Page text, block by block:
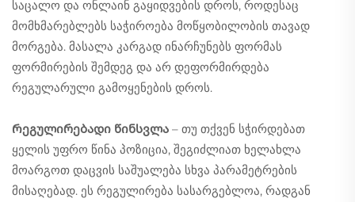
საცალო და ონლაინ გაყიდვების დროს, როდესაც
მომხმარებლებს საჭიროება მოწყობილობის თავად
მორგება. მასალა კარგად ინარჩუნებს ფორმას
ფორმირების შემდეგ და არ დეფორმირდება
რეგულარული გამოყენების დროს.
Რეგულირებადი წინსვლა – თუ თქვენ სჭირდებათ
ყელის უფრო წინა პოზიცია, შეგიძლიათ ხელახლა
მოარგოთ დაცვის საშუალება სხვა პარამეტრების
მისაღებად. ეს რეგულირება სასარგებლოა, რადგან